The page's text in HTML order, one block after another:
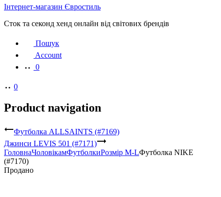
Інтернет-магазин Євростиль
Сток та секонд хенд онлайн від світових брендів
Пошук
Account
0
0
Product navigation
Футболка ALLSAINTS (#7169)
Джинси LEVIS 501 (#7171)
ГоловнаЧоловікамФутболкиРозмір M-LФутболка NIKE
(#7170)
Продано